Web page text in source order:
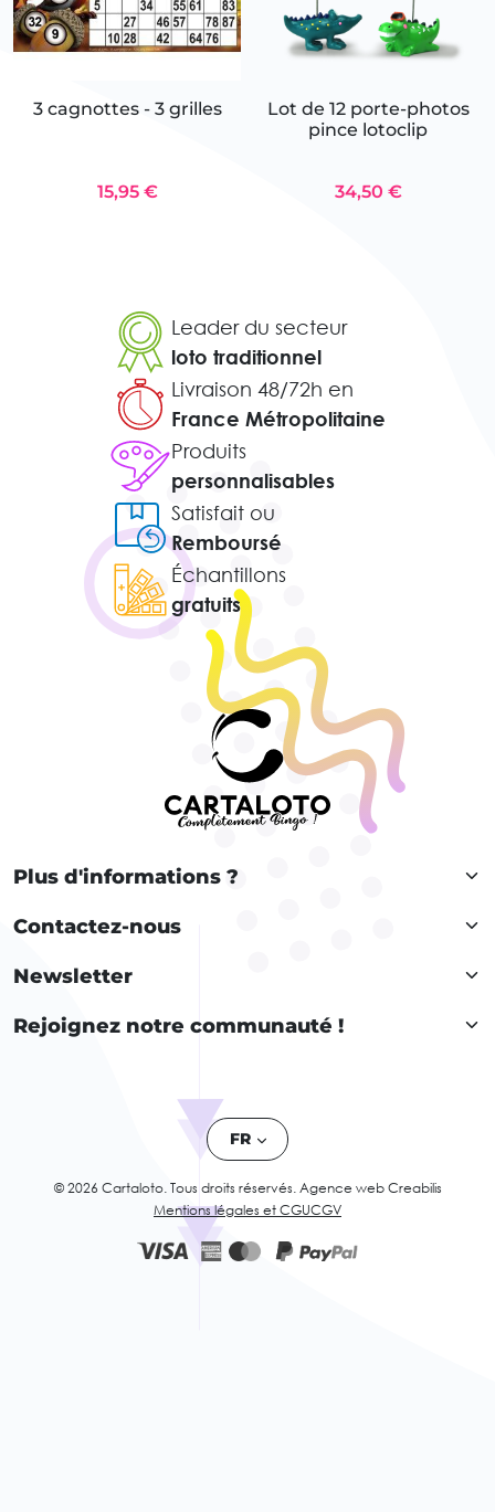
3 cagnottes - 3 grilles
15,95 €
Lot de 12 porte-photos
pince lotoclip
34,50 €
Leader du secteur
loto traditionnel
Livraison 48/72h en
France Métropolitaine
Produits
personnalisables
Satisfait ou
Remboursé
Échantillons
gratuits
Plus d'informations ?
Contactez-nous
Newsletter
Rejoignez notre communauté !
FR
© 2026 Cartaloto. Tous droits réservés. Agence web Creabilis
Mentions légales et CGUCGV